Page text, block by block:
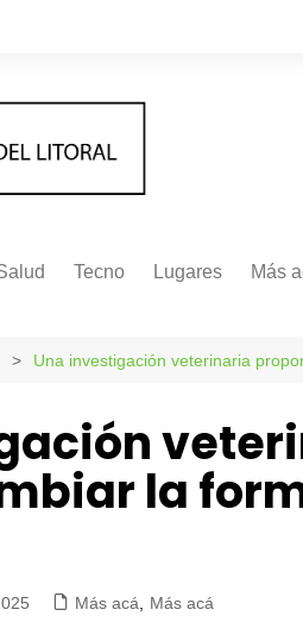
Tecno Lugares Más
Una investigación veterinaria
la
Más acá, Más acá